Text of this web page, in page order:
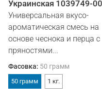
Украинская 1039749-
Универсальная вкусо-
ароматическая смесь на
основе чеснока и перца с
пряностями...
Фасовка: 50 грамм
50 грамм 1 кг.